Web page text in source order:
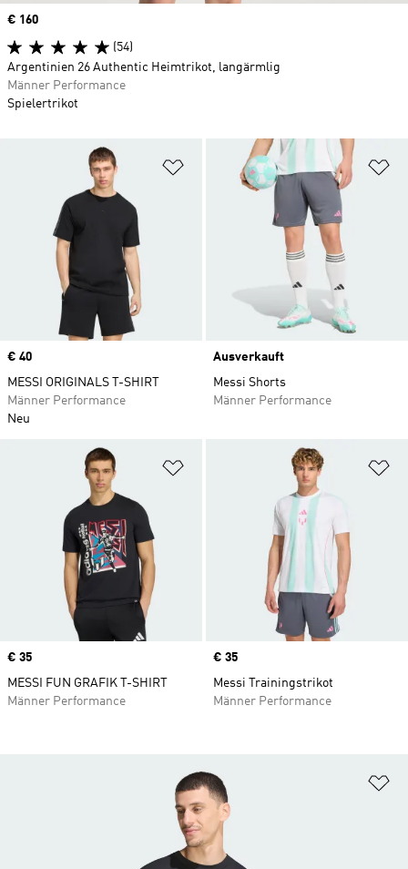
Zur Wunschliste hinzufügen
Price
€ 40
MESSI ORIGINALS T-SHIRT
Männer Performance
Neu
Ausverkauft
Messi Shorts
Männer Performance
Zur Wunschliste hinzufügen
Price
€ 35
MESSI FUN GRAFIK T-SHIRT
Männer Performance
Price
€ 35
Messi Trainingstrikot
Männer Performance
Price
€ 160
(54)
Argentinien 26 Authentic Heimtrikot, langärmlig
Männer Performance
Spielertrikot